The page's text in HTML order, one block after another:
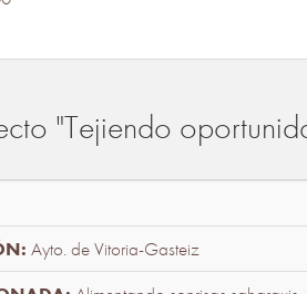
"Tejiendo
Ayto. de Vitoria-Gasteiz